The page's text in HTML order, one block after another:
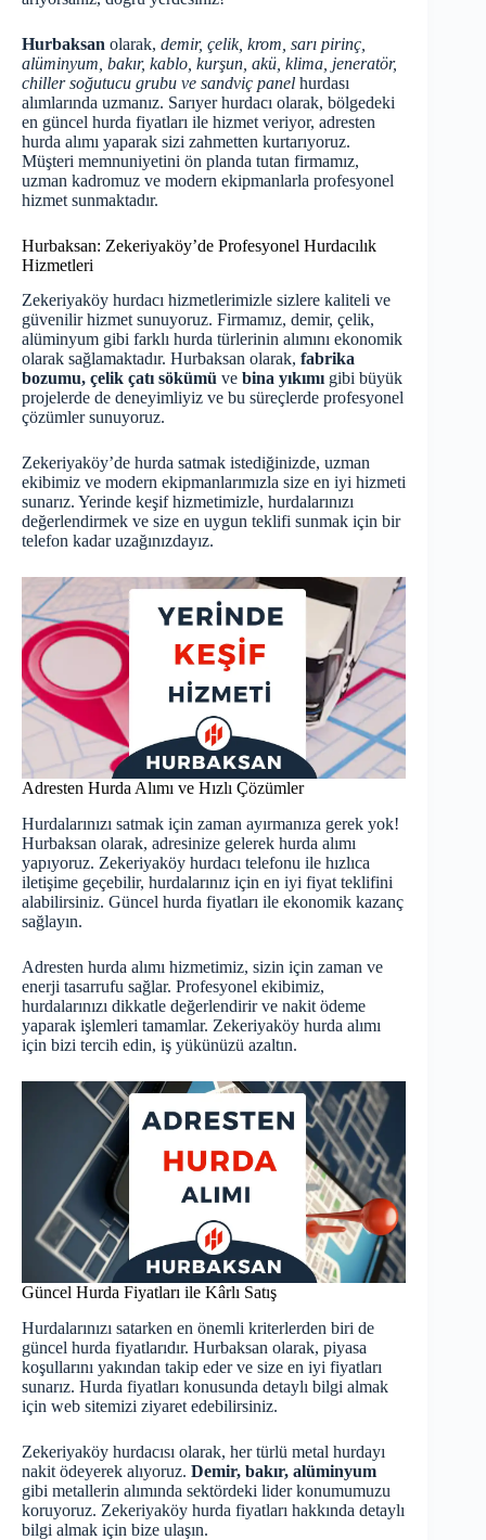
Hurbaksan olarak, demir, çelik, krom, sarı pirinç,
alüminyum, bakır, kablo, kurşun, akü, klima, jeneratör,
chiller soğutucu grubu ve sandviç panel hurdası
alımlarında uzmanız. Sarıyer hurdacı olarak, bölgedeki
en güncel hurda fiyatları ile hizmet veriyor, adresten
hurda alımı yaparak sizi zahmetten kurtarıyoruz.
Müşteri memnuniyetini ön planda tutan firmamız,
uzman kadromuz ve modern ekipmanlarla profesyonel
hizmet sunmaktadır.
Hurbaksan: Zekeriyaköy’de Profesyonel Hurdacılık
Hizmetleri
Zekeriyaköy hurdacı hizmetlerimizle sizlere kaliteli ve
güvenilir hizmet sunuyoruz. Firmamız, demir, çelik,
alüminyum gibi farklı hurda türlerinin alımını ekonomik
olarak sağlamaktadır. Hurbaksan olarak, fabrika
bozumu, çelik çatı sökümü ve bina yıkımı gibi büyük
projelerde de deneyimliyiz ve bu süreçlerde profesyonel
çözümler sunuyoruz.
Zekeriyaköy’de hurda satmak istediğinizde, uzman
ekibimiz ve modern ekipmanlarımızla size en iyi hizmeti
sunarız. Yerinde keşif hizmetimizle, hurdalarınızı
değerlendirmek ve size en uygun teklifi sunmak için bir
telefon kadar uzağınızdayız.
Adresten Hurda Alımı ve Hızlı Çözümler
Hurdalarınızı satmak için zaman ayırmanıza gerek yok!
Hurbaksan olarak, adresinize gelerek hurda alımı
yapıyoruz. Zekeriyaköy hurdacı telefonu ile hızlıca
iletişime geçebilir, hurdalarınız için en iyi fiyat teklifini
alabilirsiniz. Güncel hurda fiyatları ile ekonomik kazanç
sağlayın.
Adresten hurda alımı hizmetimiz, sizin için zaman ve
enerji tasarrufu sağlar. Profesyonel ekibimiz,
hurdalarınızı dikkatle değerlendirir ve nakit ödeme
yaparak işlemleri tamamlar. Zekeriyaköy hurda alımı
için bizi tercih edin, iş yükünüzü azaltın.
Güncel Hurda Fiyatları ile Kârlı Satış
Hurdalarınızı satarken en önemli kriterlerden biri de
güncel hurda fiyatlarıdır. Hurbaksan olarak, piyasa
koşullarını yakından takip eder ve size en iyi fiyatları
sunarız. Hurda fiyatları konusunda detaylı bilgi almak
için web sitemizi ziyaret edebilirsiniz.
Zekeriyaköy hurdacısı olarak, her türlü metal hurdayı
nakit ödeyerek alıyoruz. Demir, bakır, alüminyum
gibi metallerin alımında sektördeki lider konumumuzu
koruyoruz. Zekeriyaköy hurda fiyatları hakkında detaylı
bilgi almak için bize ulaşın.